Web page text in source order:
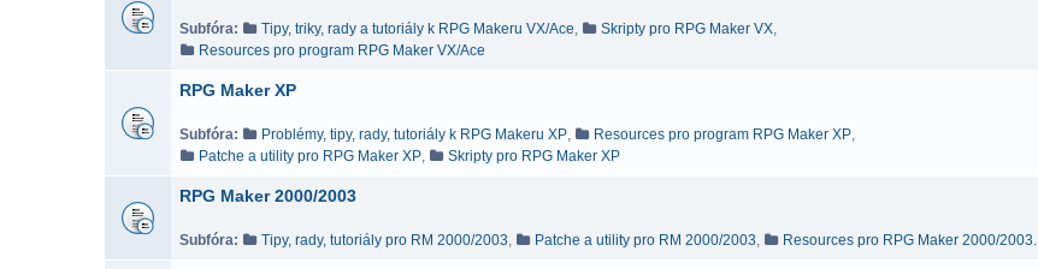
Subfóra: Tipy, triky, rady a tutoriály k RPG Makeru VX/Ace, Skripty pro RPG Maker VX,
Resources pro program RPG Maker VX/Ace
RPG Maker XP
Subfóra: Problémy, tipy, rady, tutoriály k RPG Makeru XP, Resources pro program RPG Maker XP,
Patche a utility pro RPG Maker XP, Skripty pro RPG Maker XP
RPG Maker 2000/2003
Subfóra: Tipy, rady, tutoriály pro RM 2000/2003, Patche a utility pro RM 2000/2003, Resources pro RPG Maker 2000/2003.